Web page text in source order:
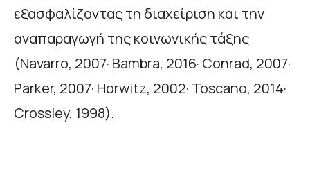
εξασφαλίζοντας τη διαχείριση και την
αναπαραγωγή της κοινωνικής τάξης
(Navarro, 2007· Bambra, 2016· Conrad, 2007·
Parker, 2007· Horwitz, 2002· Toscano, 2014·
Crossley, 1998).